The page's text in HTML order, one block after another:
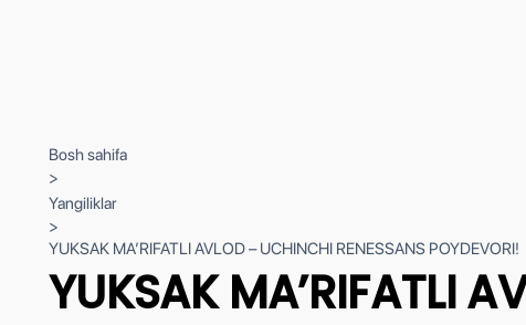
Bosh sahifa
>
Yangiliklar
>
YUKSAK MA’RIFATLI AVLOD – UCHINCHI RENESSANS POYDEVORI!
YUKSAK MA’RIFATLI